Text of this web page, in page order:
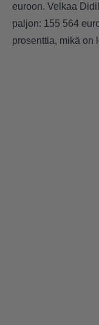
euroon. Velkaa
paljon: 155 564
prosenttia, mikä on